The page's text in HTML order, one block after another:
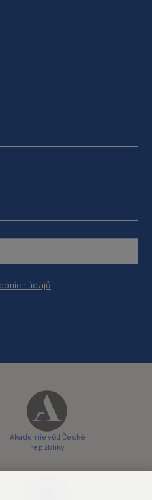
údajů
Akademie věd České
republiky